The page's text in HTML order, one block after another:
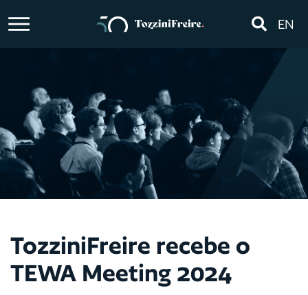
EN
TozziniFreire recebe o
TEWA Meeting 2024